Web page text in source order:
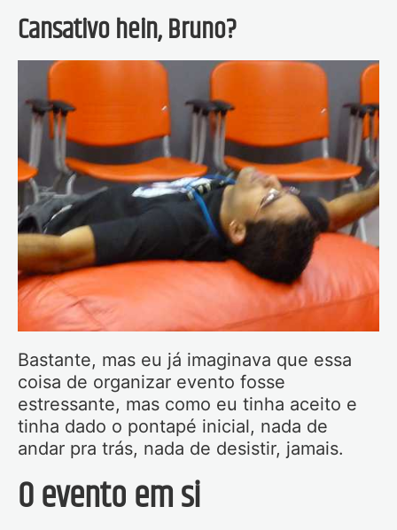
Cansativo hein, Bruno?
Bastante, mas eu já imaginava que essa
coisa de organizar evento fosse
estressante, mas como eu tinha aceito e
tinha dado o pontapé inicial, nada de
andar pra trás, nada de desistir, jamais.
O evento em si